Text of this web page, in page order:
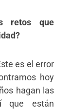
retos que
es el error
hoy
hagan las
que están